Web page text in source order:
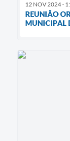
12 NOV 2024 -
REUNIÃO
MUNICIPAL